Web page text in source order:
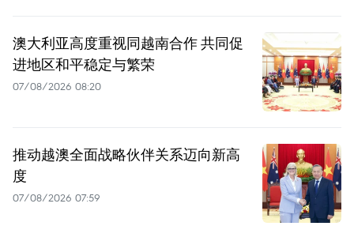
澳大利亚高度重视同越南合作 共同促
进地区和平稳定与繁荣
07/08/2026 08:20
推动越澳全面战略伙伴关系迈向新高
度
07/08/2026 07:59